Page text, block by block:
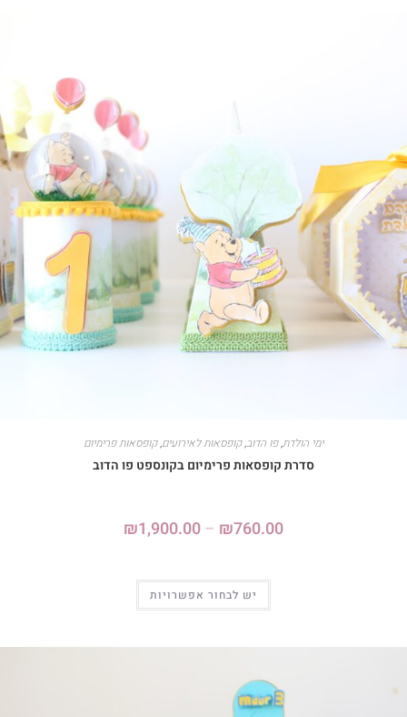
ימי הולדת,פו הדוב,קופסאות לאירועים,קופסאות פרימיום
סדרת קופסאות פרימיום בקונספט פו הדוב
₪760.00
–
₪1,900.00
יש לבחור אפשרויות